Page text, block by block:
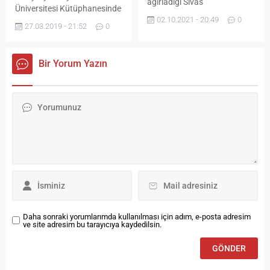
Üniversitesi Kütüphanesinde
bağışı protokolü
öğrenciler kitapla
ödüllendirildi. Bayburt
225 kitap hediye etmesine
görevlerini yapan
dolayı Üniversiteye ve...
27.03.2019 - 21:52 0
kalarak sahadan bir puanla
kendi sahasında oynamanın
02.10.2021 - 20:49 0
Bir Yorum Yazın
Daha sonraki yorumlarımda kullanılması için adım, e-posta adresim
ve site adresim bu tarayıcıya kaydedilsin.